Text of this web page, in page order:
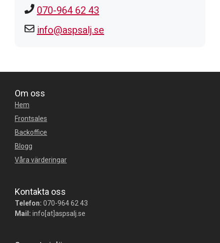
070-964 62 43
info@aspsalj.se
Om oss
Hem
Frontsales
Backoffice
Blogg
Våra värderingar
Kontakta oss
Telefon: 070-964 62 43
Mail: info[at]aspsalj.se